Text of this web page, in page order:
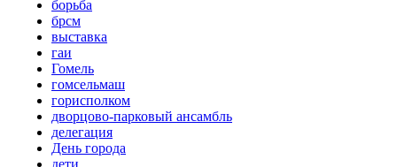
борьба
брсм
выставка
гаи
Гомель
гомсельмаш
горисполком
дворцово-парковый ансамбль
делегация
День города